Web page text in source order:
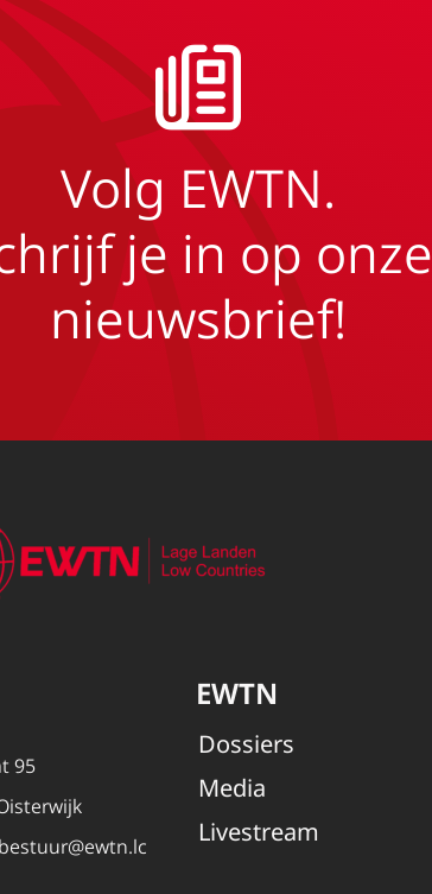
Volg EWTN.
je in op onze
nieuwsbrief!
95
bestuur@ewtn.lc
EWTN
Dossiers
Media
Livestream